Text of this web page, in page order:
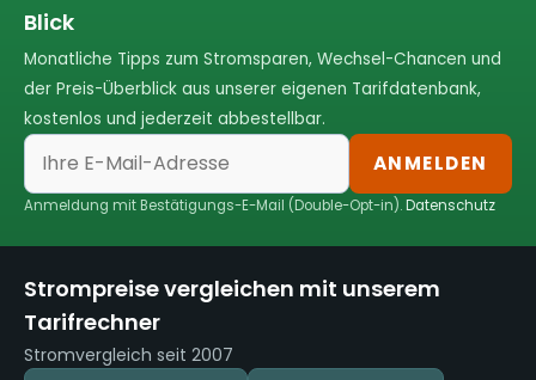
Blick
Monatliche Tipps zum Stromsparen, Wechsel-Chancen und
der Preis-Überblick aus unserer eigenen Tarifdatenbank,
kostenlos und jederzeit abbestellbar.
ANMELDEN
Anmeldung mit Bestätigungs-E-Mail (Double-Opt-in).Datenschutz
Strompreise vergleichen mit unserem
Tarifrechner
Stromvergleich seit 2007